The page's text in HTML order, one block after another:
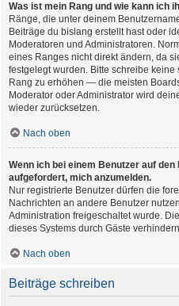
Was ist mein Rang und wie kann ich
Ränge, die unter deinem
Beiträge du bislang erstellt hast oder
Moderatoren und Administratoren.
eines Ranges nicht direkt ändern, da
festgelegt wurden. Bitte schreibe
Rang zu erhöhen — die meisten
Moderator oder Administrator wird
wieder zurücksetzen.
Nach oben
Wenn ich bei einem Benutzer auf
aufgefordert, mich anzumelden.
Nur registrierte Benutzer dürfen die
Nachrichten an andere Benutzer
Administration freigeschaltet wurde.
dieses Systems durch Gäste
Nach oben
Beiträge schreiben